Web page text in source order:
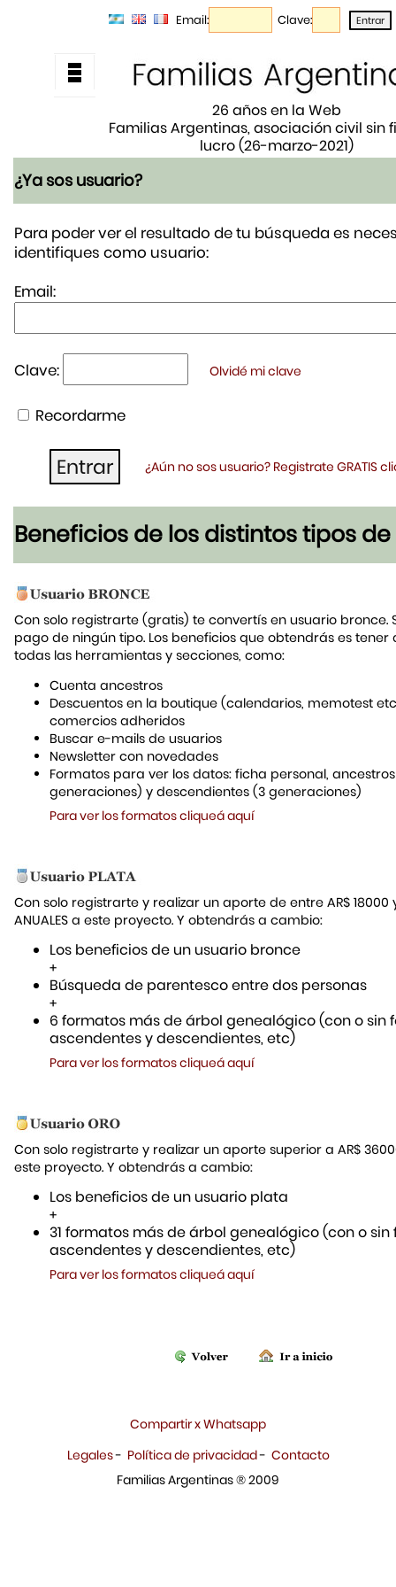
Email: Clave:
26 años en la Web
Familias Argentinas, asociación civil sin
lucro (26-marzo-2021)
¿Ya sos usuario?
Para poder ver el resultado de tu búsqueda es
identifiques como usuario:
Email:
Clave: Olvidé mi clave
Recordarme
¿Aún no sos usuario? Registrate GRATIS
Beneficios de los distintos tipos de
Con solo registrarte (gratis) te convertís en usuario bronce.
pago de ningún tipo. Los beneficios que obtendrás es tener
todas las herramientas y secciones, como:
Cuenta ancestros
Descuentos en la boutique (calendarios, memotest
comercios adheridos
Buscar e-mails de usuarios
Newsletter con novedades
Formatos para ver los datos: ficha personal,
generaciones) y descendientes (3 generaciones)
Para ver los formatos cliqueá aquí
Con solo registrarte y realizar un aporte de entre AR$ 18000
ANUALES a este proyecto. Y obtendrás a cambio:
Los beneficios de un usuario bronce
+
Búsqueda de parentesco entre dos personas
+
6 formatos más de árbol genealógico (con o sin
ascendentes y descendientes, etc)
Para ver los formatos cliqueá aquí
Con solo registrarte y realizar un aporte superior a AR$
este proyecto. Y obtendrás a cambio:
Los beneficios de un usuario plata
+
31 formatos más de árbol genealógico (con o sin
ascendentes y descendientes, etc)
Para ver los formatos cliqueá aquí
Compartir x Whatsapp
Legales- Política de privacidad- Contacto
Familias Argentinas ® 2009